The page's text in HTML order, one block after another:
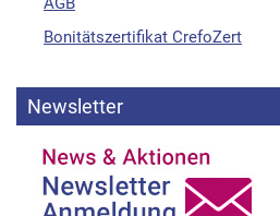
Bonitätszertifikat CrefoZert
Newsletter